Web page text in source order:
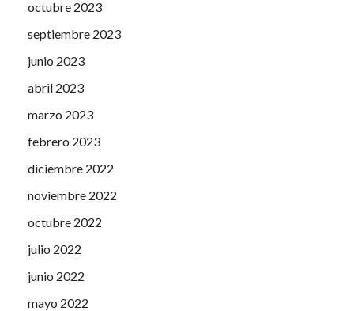
octubre 2023
septiembre 2023
junio 2023
abril 2023
marzo 2023
febrero 2023
diciembre 2022
noviembre 2022
octubre 2022
julio 2022
junio 2022
mayo 2022